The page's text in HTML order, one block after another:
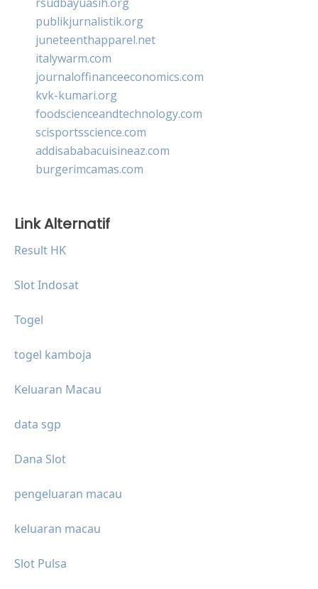
publikjurnalistik.org
juneteenthapparel.net
italywarm.com
journaloffinanceeconomics.com
kvk-kumari.org
foodscienceandtechnology.com
scisportsscience.com
addisababacuisineaz.com
burgerimcamas.com
Link Alternatif
Result HK
Slot Indosat
Togel
togel kamboja
Keluaran Macau
data sgp
Dana Slot
pengeluaran macau
keluaran macau
Slot Pulsa